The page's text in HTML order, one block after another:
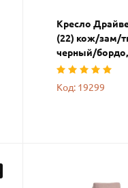
Кресло
(22) кож/зам/
черный/
Код: 19299